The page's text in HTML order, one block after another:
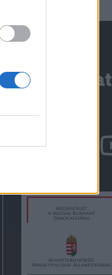
Kapcsolat